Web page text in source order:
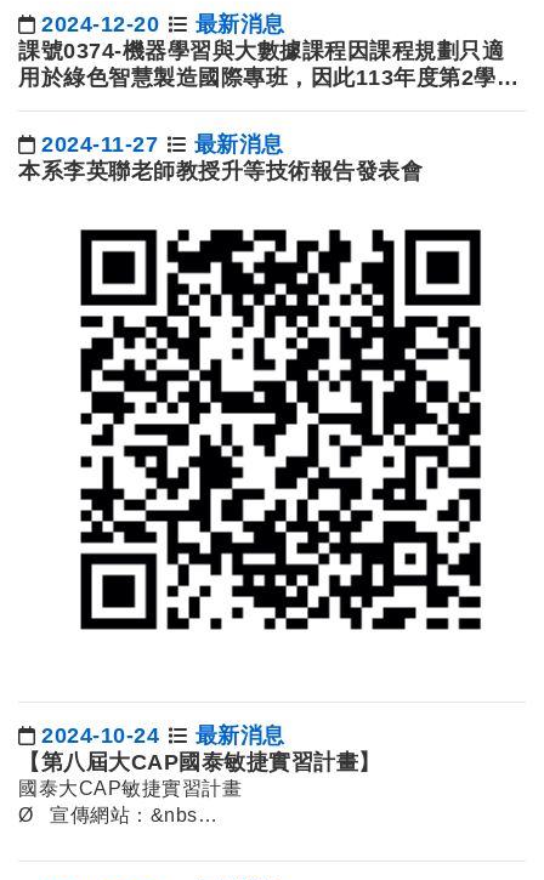
日期：
2024-12-20
最新消息
課號0374-機器學習與大數據課程因課程規劃只適
用於綠色智慧製造國際專班，因此113年度第2學期
此說明，不便之處敬請見諒。
日期：
2024-11-27
最新消息
本系李英聯老師教授升等技術報告發表會
日期：
2024-10-24
最新消息
【第八屆大CAP國泰敏捷實習計畫】
國泰大CAP敏捷實習計畫
Ø 宣傳網站：&nbs…